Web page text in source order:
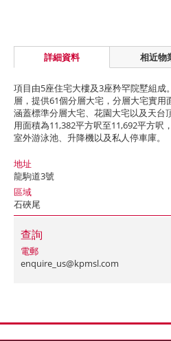
詳細資料 相近物
項目由5座住宅大樓及3座矜罕院墅組
層，提供61個分層大宅，分層大宅實用
涵蓋標準分層大宅、花園大宅以及天台
用面積為11,382平方呎至11,692平方呎
室外游泳池、升降機以及私人停車庫。
地址
龍駒道3號
區域
石硤尾
查詢
電郵
enquire_us@kpmsl.com